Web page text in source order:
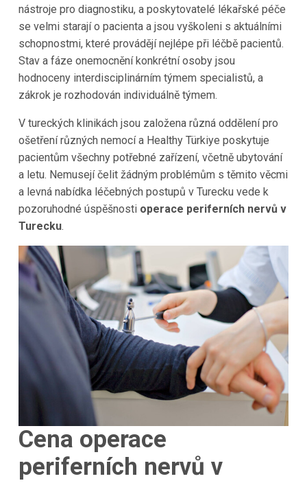
nástroje pro diagnostiku, a poskytovatelé lékařské péče
se velmi starají o pacienta a jsou vyškoleni s aktuálními
schopnostmi, které provádějí nejlépe při léčbě pacientů.
Stav a fáze onemocnění konkrétní osoby jsou
hodnoceny interdisciplinárním týmem specialistů, a
zákrok je rozhodován individuálně týmem.
V tureckých klinikách jsou založena různá oddělení pro
ošetření různých nemocí a Healthy Türkiye poskytuje
pacientům všechny potřebné zařízení, včetně ubytování
a letu. Nemusejí čelit žádným problémům s těmito věcmi
a levná nabídka léčebných postupů v Turecku vede k
pozoruhodné úspěšnosti operace periferních nervů v
Turecku.
Cena operace
periferních nervů v